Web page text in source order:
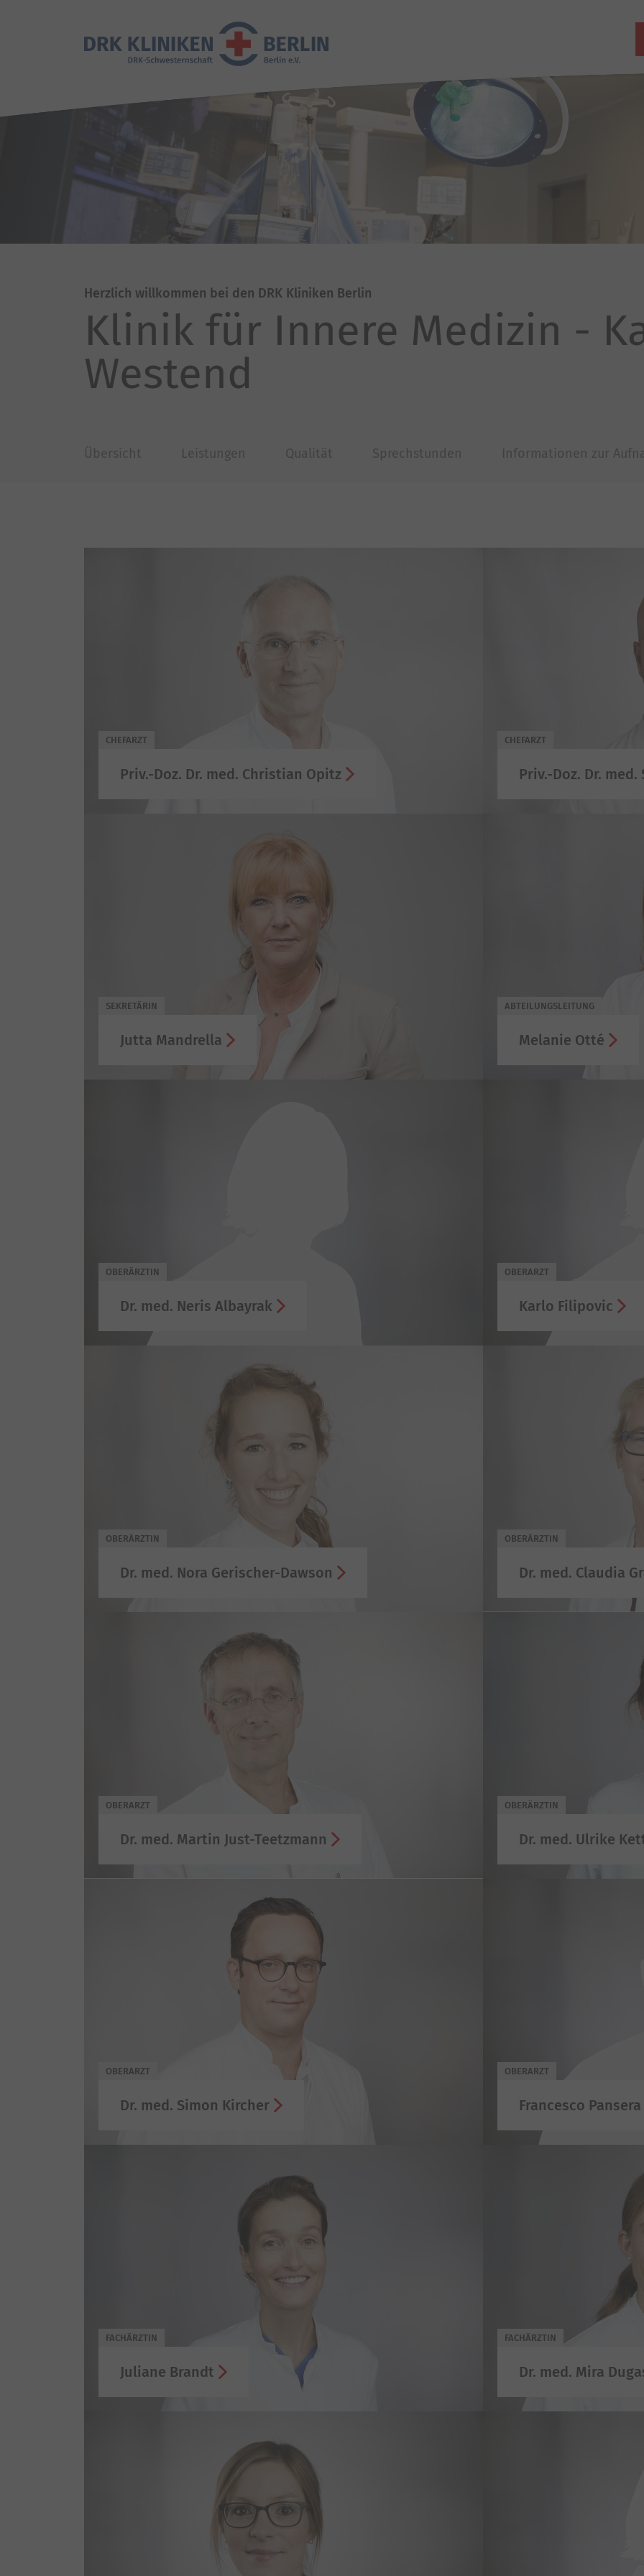
Herzlich willkommen bei den DRK Kliniken Berlin
Klinik für Innere Medizin -
Westend
Übersicht Leistungen Qualität Sprechstunden Informationen zur
CHEFARZT
Priv.-Doz. Dr. med. Christian Opitz
CHEFARZT
Priv.-Doz. Dr. med.
SEKRETÄRIN
Jutta Mandrella
ABTEILUNGSLEITUNG
Melanie Otté
OBERÄRZTIN
Dr. med. Neris Albayrak
OBERARZT
Karlo Filipovic
OBERÄRZTIN
Dr. med. Nora Gerischer-Dawson
OBERÄRZTIN
Dr. med. Claudia
OBERARZT
Dr. med. Martin Just-Teetzmann
OBERÄRZTIN
Dr. med. Ulrike
OBERARZT
Dr. med. Simon Kircher
OBERARZT
Francesco Pansera
FACHÄRZTIN
Juliane Brandt
FACHÄRZTIN
Dr. med. Mira